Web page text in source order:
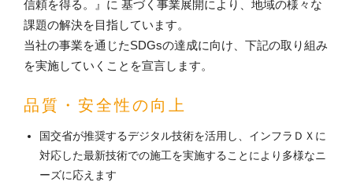
信頼を得る。』に 基づく事業展開により、地域の様々な
課題の解決を目指しています。
当社の事業を通じたSDGsの達成に向け、下記の取り組み
を実施していくことを宣言します。
品質・安全性の向上
国交省が推奨するデジタル技術を活用し、インフラＤＸに
対応した最新技術での施工を実施することにより多様なニ
ーズに応えます